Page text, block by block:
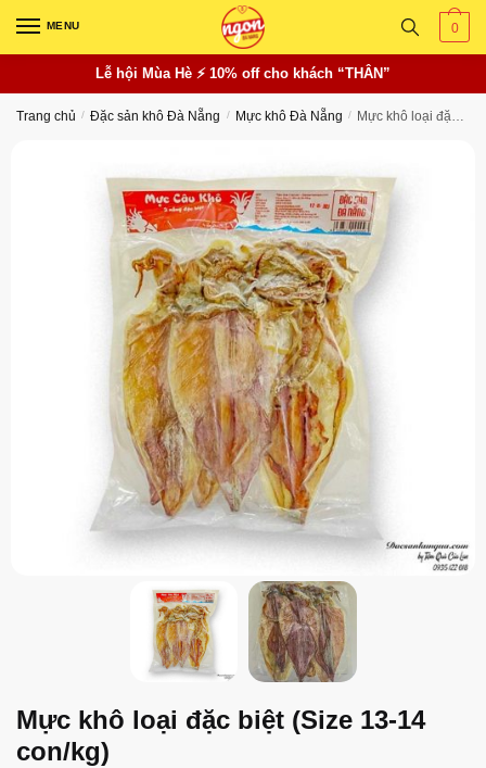
MENU 0
Lễ hội Mùa Hè ⚡ 10% off cho khách “THÂN”
Trang chủ / Đặc sản khô Đà Nẵng / Mực khô Đà Nẵng / Mực khô loại đặc biệt (Size 13-14 con/kg)
Mực khô loại đặc biệt (Size 13-14
con/kg)